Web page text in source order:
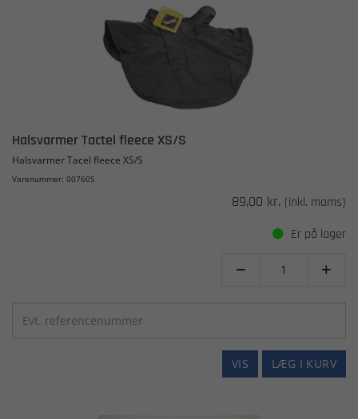
Halsvarmer Tactel fleece XS/S
Halsvarmer Tacel fleece XS/S
Varenummer: 00760S
89,00 kr. (inkl. moms)
Er på lager
 
LÆG I KURV
VIS